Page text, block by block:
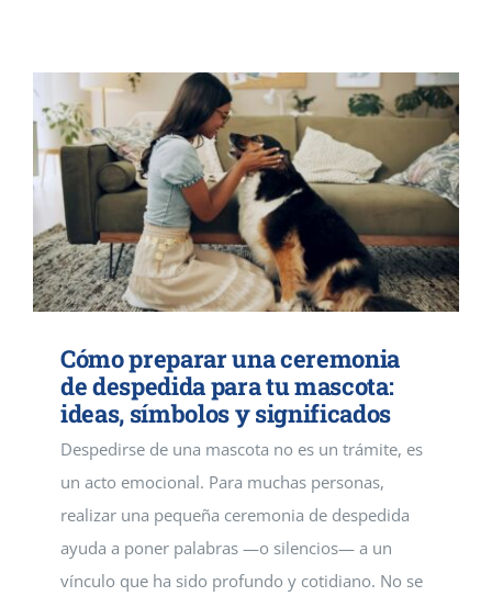
Cómo preparar una ceremonia
de despedida para tu mascota:
ideas, símbolos y significados
Despedirse de una mascota no es un trámite, es
un acto emocional. Para muchas personas,
realizar una pequeña ceremonia de despedida
ayuda a poner palabras —o silencios— a un
vínculo que ha sido profundo y cotidiano. No se